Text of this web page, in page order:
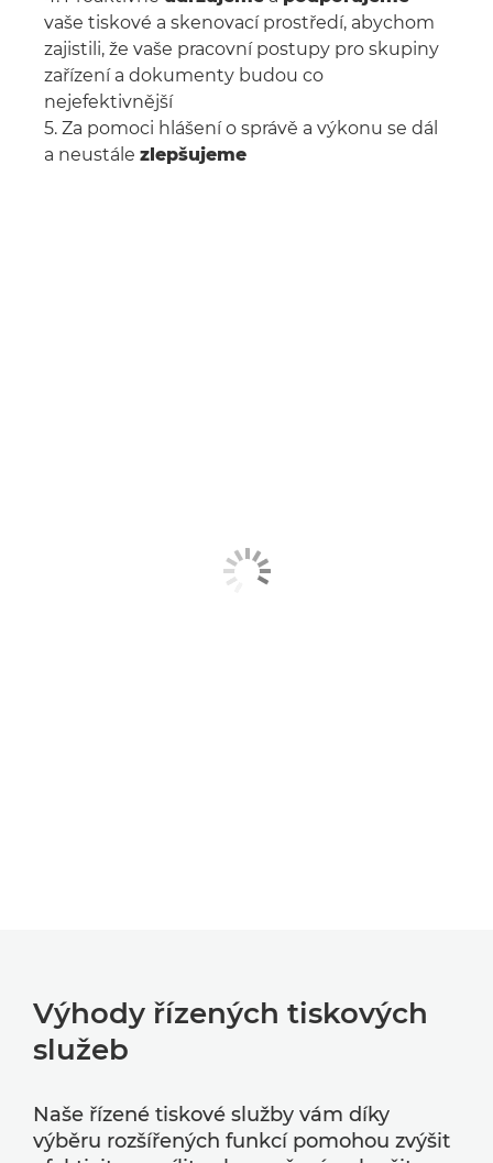
vaše tiskové a skenovací prostředí, abychom
zajistili, že vaše pracovní postupy pro skupiny
zařízení a dokumenty budou co
nejefektivnější
5. Za pomoci hlášení o správě a výkonu se dál
a neustále zlepšujeme
Výhody řízených tiskových
služeb
Naše řízené tiskové služby vám díky
výběru rozšířených funkcí pomohou zvýšit